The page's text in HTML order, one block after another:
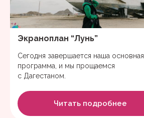
Экраноплан “Лунь”
Сегодня завершается наша основная
программа, и мы прощаемся
с Дагестаном.
Читать подробнее